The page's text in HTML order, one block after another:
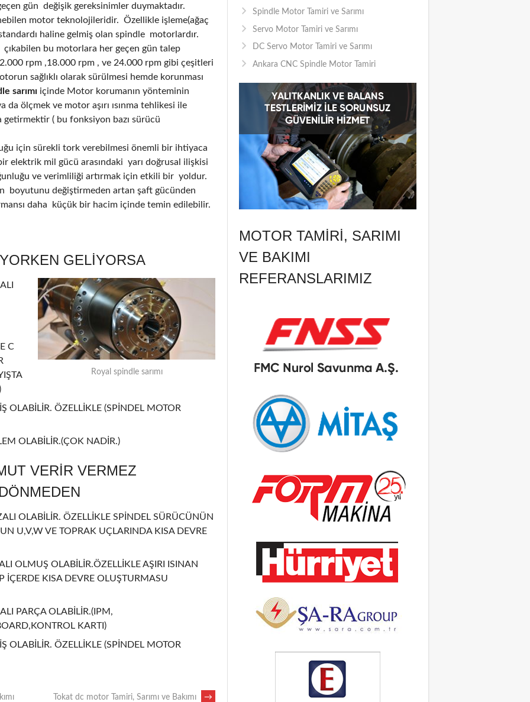
gün değişik gereksinimler duymaktadır.
motor teknolojileridir. Özellikle işleme(ağaç
haline gelmiş olan spindle motorlardır.
bu motorlara her geçen gün talep
rpm ,18.000 rpm , ve 24.000 rpm gibi çeşitleri
sağlıklı olarak sürülmesi hemde korunması
sarımı içinde Motor korumanın yönteminin
da ölçmek ve motor aşırı ısınma tehlikesi ile
getirmektir ( bu fonksiyon bazı sürücü
için sürekli tork verebilmesi önemli bir ihtiyaca
elektrik mil gücü arasındaki yarı doğrusal ilişkisi
ve verimliliği artırmak için etkili bir yoldur.
boyutunu değiştirmeden artan şaft gücünden
daha küçük bir hacim içinde temin edilebilir.
GELİYORSA
Royal spindle sarımı
C
OLABİLİR. ÖZELLİKLE (SPİNDEL MOTOR
OLABİLİR.(ÇOK NADİR.)
VERİR VERMEZ
OLABİLİR. ÖZELLİKLE SPİNDEL SÜRÜCÜNÜN
U,V,W VE TOPRAK UÇLARINDA KISA DEVRE
OLMUŞ OLABİLİR.ÖZELLİKLE AŞIRI ISINAN
İÇERDE KISA DEVRE OLUŞTURMASU
PARÇA OLABİLİR.(IPM,
KARTI)
OLABİLİR. ÖZELLİKLE (SPİNDEL MOTOR
Tokat dc motor Tamiri, Sarımı ve Bakımı →
Spindle Motor Tamiri ve Sarımı
Servo Motor Tamiri ve Sarımı
DC Servo Motor Tamiri ve Sarımı
Ankara CNC Spindle Motor Tamiri
MOTOR TAMIRI, SARIMI
VE BAKIMI
REFERANSLARIMIZ